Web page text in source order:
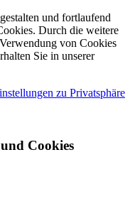
und fortlaufend
Durch die weitere
von Cookies
Sie in unserer
zu Privatsphäre
Cookies